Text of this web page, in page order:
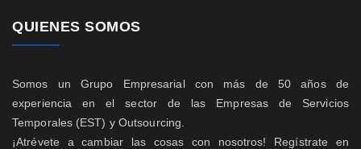
QUIENES SOMOS
Somos un Grupo Empresarial con más de 50 años de
experiencia en el sector de las Empresas de Servicios
Temporales (EST) y Outsourcing.
¡Atrévete a cambiar las cosas con nosotros! Regístrate en